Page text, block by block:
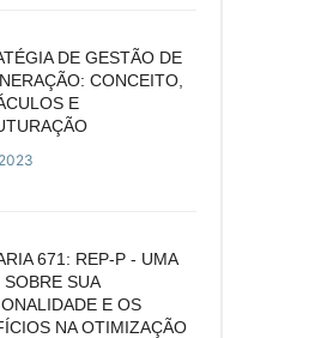
DE GESTÃO DE
CONCEITO,
E
671: REP-P - UMA
SOBRE SUA
E OS
NA OTIMIZAÇÃO